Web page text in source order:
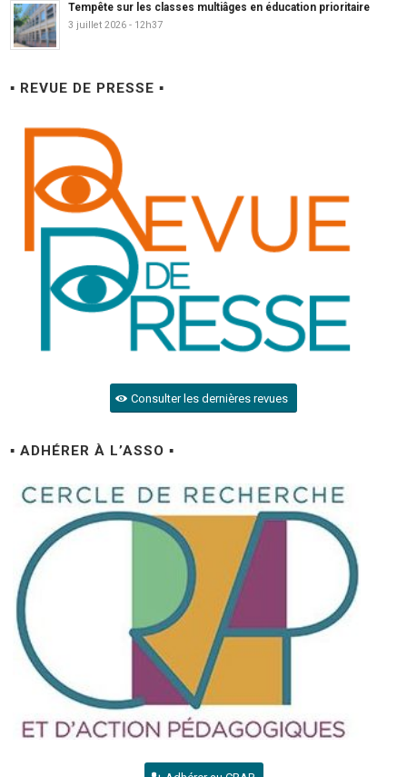
Tempête sur les classes multiâges en éducation prioritaire
3 juillet 2026 - 12h37
▪ REVUE DE PRESSE ▪
Consulter les dernières revues
▪ ADHÉRER À L’ASSO ▪